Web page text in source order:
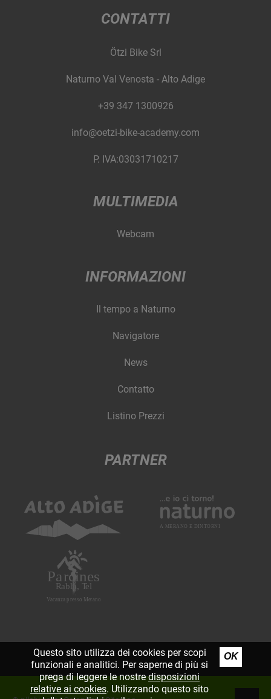
CONTATTI
Ötzi Bike Srl
Naturno Val Venosta - Alto Adige
+39 347 1300926
info@oetzi-bike-academy.com
P. IVA:03031710217
MULTIMEDIA
Webcam
INFORMAZIONI
Il tempo a Naturno
Navigatore
News
Contatto
Listino Prezzi
PARTNER
Questo sito utilizza dei cookies per scopi
funzionali e analitici. Per saperne di più si
prega di leggere le nostredisposizioni
relative ai cookies. Utilizzando questo sito
OK